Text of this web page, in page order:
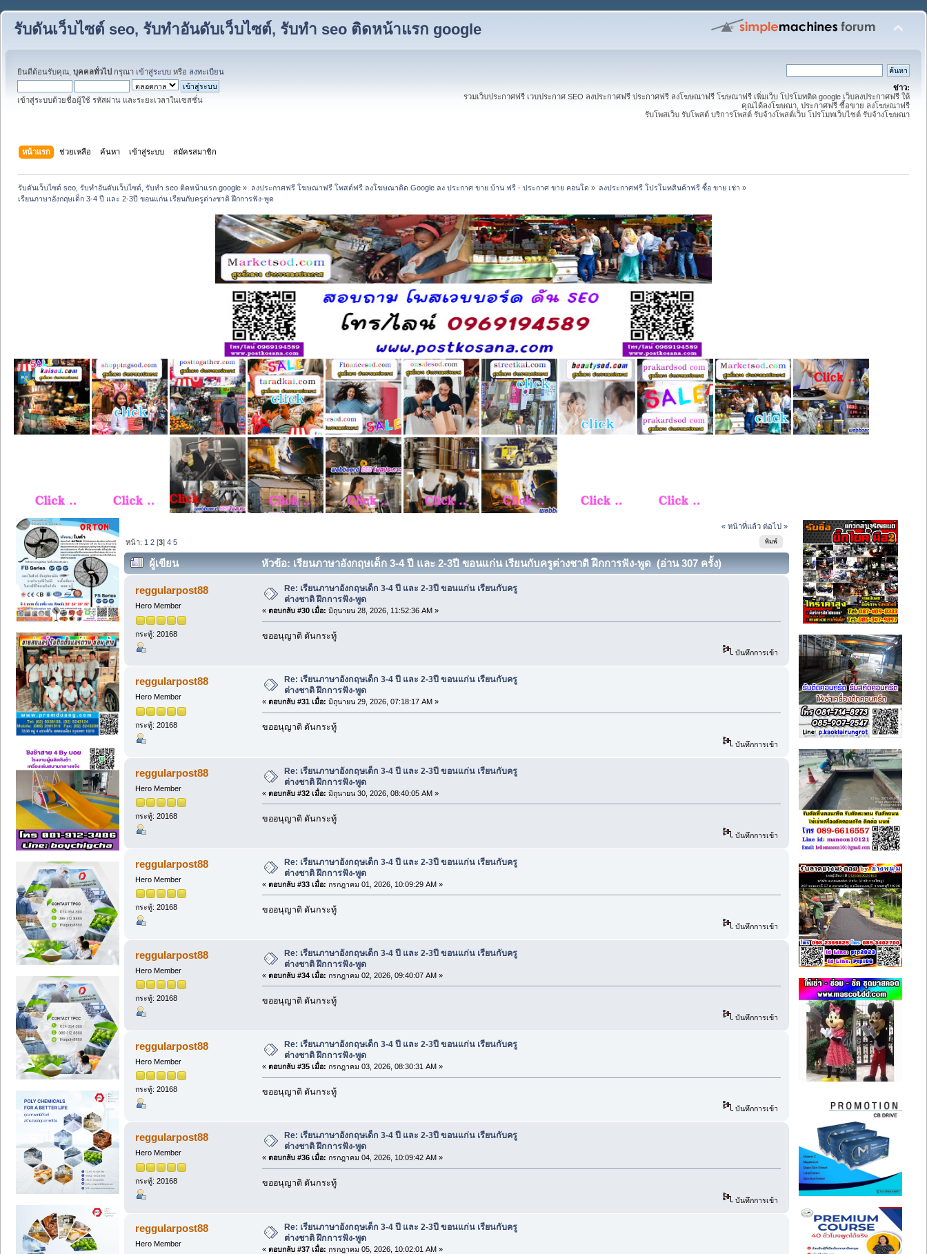
รับดันเว็บไซต์ seo, รับทำอันดับเว็บไซต์, รับทำ seo ติดหน้าแรก google
ยินดีต้อนรับคุณ, บุคคลทั่วไป กรุณา เข้าสู่ระบบ หรือ ลงทะเบียน
เข้าสู่ระบบด้วยชื่อผู้ใช้ รหัสผ่าน และระยะเวลาในเซสชั่น
ข่าว:
รวมเว็บประกาศฟรี เวบประกาศ SEO ลงประกาศฟรี ประกาศฟรี ลงโฆษณาฟรี โฆษณาฟรี เพิ่มเว็บ โปรโมทติด google เว็บลงประกาศฟรี ให้
คุณได้ลงโฆษณา, ประกาศฟรี ซื้อขาย ลงโฆษณาฟรี
รับโพสเว็บ รับโพสต์ บริการโพสต์ รับจ้างโพสต์เว็บ โปรโมทเว็บไซต์ รับจ้างโฆษณา
หน้าแรก ช่วยเหลือ ค้นหา เข้าสู่ระบบ สมัครสมาชิก
รับดันเว็บไซต์ seo, รับทำอันดับเว็บไซต์, รับทำ seo ติดหน้าแรก google » ลงประกาศฟรี โฆษณาฟรี โพสต์ฟรี ลงโฆษณาติด Google ลง ประกาศ ขาย บ้าน ฟรี - ประกาศ ขาย คอนโด » ลงประกาศฟรี โปรโมทสินค้าฟรี ซื้อ ขาย เช่า »
เรียนภาษาอังกฤษเด็ก 3-4 ปี และ 2-3ปี ขอนแก่น เรียนกับครูต่างชาติ ฝึกการฟัง-พูด
« หน้าที่แล้ว ต่อไป »
พิมพ์
หน้า: 1 2 [3]4 5
ผู้เขียน หัวข้อ: เรียนภาษาอังกฤษเด็ก 3-4 ปี และ 2-3ปี ขอนแก่น เรียนกับครูต่างชาติ ฝึกการฟัง-พูด (อ่าน 307 ครั้ง)
reggularpost88
Hero Member
กระทู้: 20168
Re: เรียนภาษาอังกฤษเด็ก 3-4 ปี และ 2-3ปี ขอนแก่น เรียนกับครู
ต่างชาติ ฝึกการฟัง-พูด
« ตอบกลับ #30 เมื่อ: มิถุนายน 28, 2026, 11:52:36 AM »
ขออนุญาติ ดันกระทู้
บันทึกการเข้า
reggularpost88
Hero Member
กระทู้: 20168
Re: เรียนภาษาอังกฤษเด็ก 3-4 ปี และ 2-3ปี ขอนแก่น เรียนกับครู
ต่างชาติ ฝึกการฟัง-พูด
« ตอบกลับ #31 เมื่อ: มิถุนายน 29, 2026, 07:18:17 AM »
ขออนุญาติ ดันกระทู้
บันทึกการเข้า
reggularpost88
Hero Member
กระทู้: 20168
Re: เรียนภาษาอังกฤษเด็ก 3-4 ปี และ 2-3ปี ขอนแก่น เรียนกับครู
ต่างชาติ ฝึกการฟัง-พูด
« ตอบกลับ #32 เมื่อ: มิถุนายน 30, 2026, 08:40:05 AM »
ขออนุญาติ ดันกระทู้
บันทึกการเข้า
reggularpost88
Hero Member
กระทู้: 20168
Re: เรียนภาษาอังกฤษเด็ก 3-4 ปี และ 2-3ปี ขอนแก่น เรียนกับครู
ต่างชาติ ฝึกการฟัง-พูด
« ตอบกลับ #33 เมื่อ: กรกฎาคม 01, 2026, 10:09:29 AM »
ขออนุญาติ ดันกระทู้
บันทึกการเข้า
reggularpost88
Hero Member
กระทู้: 20168
Re: เรียนภาษาอังกฤษเด็ก 3-4 ปี และ 2-3ปี ขอนแก่น เรียนกับครู
ต่างชาติ ฝึกการฟัง-พูด
« ตอบกลับ #34 เมื่อ: กรกฎาคม 02, 2026, 09:40:07 AM »
ขออนุญาติ ดันกระทู้
บันทึกการเข้า
reggularpost88
Hero Member
กระทู้: 20168
Re: เรียนภาษาอังกฤษเด็ก 3-4 ปี และ 2-3ปี ขอนแก่น เรียนกับครู
ต่างชาติ ฝึกการฟัง-พูด
« ตอบกลับ #35 เมื่อ: กรกฎาคม 03, 2026, 08:30:31 AM »
ขออนุญาติ ดันกระทู้
บันทึกการเข้า
reggularpost88
Hero Member
กระทู้: 20168
Re: เรียนภาษาอังกฤษเด็ก 3-4 ปี และ 2-3ปี ขอนแก่น เรียนกับครู
ต่างชาติ ฝึกการฟัง-พูด
« ตอบกลับ #36 เมื่อ: กรกฎาคม 04, 2026, 10:09:42 AM »
ขออนุญาติ ดันกระทู้
บันทึกการเข้า
reggularpost88
Hero Member
Re: เรียนภาษาอังกฤษเด็ก 3-4 ปี และ 2-3ปี ขอนแก่น เรียนกับครู
ต่างชาติ ฝึกการฟัง-พูด
« ตอบกลับ #37 เมื่อ: กรกฎาคม 05, 2026, 10:02:01 AM »